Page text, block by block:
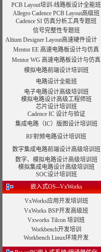
PCB Layout培训-线路板设计全能班
Allegro Cadence PCB Layout高级班
Cadence SI 仿真分析工具专题班
信号完整性专题班
Altium Designer Layout高速硬件设计
Mentor EE 高速电路板设计与仿真
Mentor WG 高速电路板设计与仿真
模拟电路前端设计培训班
电路设计全能班
电子电路设计高级培训班
模拟电路设计高级工程师班
芯片设计培训班
Cadence IC 设计与验证
集成电路（IC）版图设计培训班
RF射频电路设计培训班
数字集成电路前端设计高级培训班
数字、模拟电路设计高级培训班
模拟集成电路设计高级培训班
SOC设计培训班
嵌入式OS--VxWorks
VxWorks应用开发培训班
VxWorks BSP开发高级班
Vxworks Tilcon 培训班
Workbench开发培训
Workbench Linux环境开发